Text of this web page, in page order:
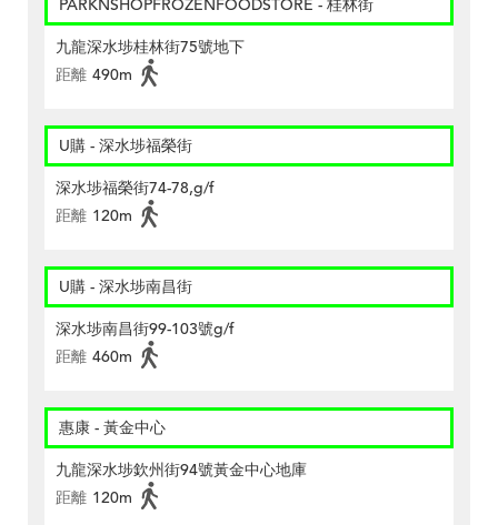
PARKNSHOPFROZENFOODSTORE - 桂林街
九龍深水埗桂林街75號地下
距離 490m
U購 - 深水埗福榮街
深水埗福榮街74-78,g/f
距離 120m
U購 - 深水埗南昌街
深水埗南昌街99-103號g/f
距離 460m
惠康 - 黃金中心
九龍深水埗欽州街94號黃金中心地庫
距離 120m